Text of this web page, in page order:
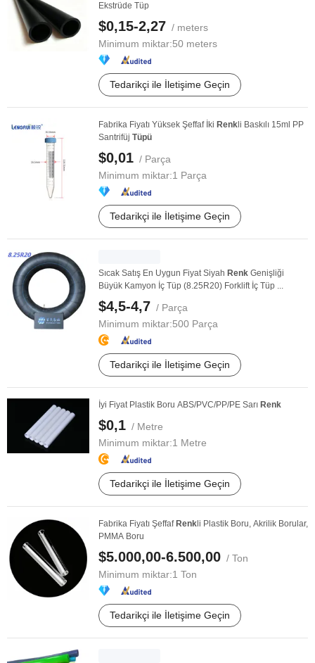
Ekstrüde Tüp
$0,15-2,27 / meters
Minimum miktar:50 meters
Tedarikçi ile İletişime Geçin
Fabrika Fiyatı Yüksek Şeffaf İki Renk li Baskılı 15ml PP
Santrifüj Tüpü
$0,01 / Parça
Minimum miktar:1 Parça
Tedarikçi ile İletişime Geçin
Sıcak Satış En Uygun Fiyat Siyah Renk Genişliği
Büyük Kamyon İç Tüp (8.25R20) Forklift İç Tüp ...
$4,5-4,7 / Parça
Minimum miktar:500 Parça
Tedarikçi ile İletişime Geçin
İyi Fiyat Plastik Boru ABS/PVC/PP/PE Sarı Renk
$0,1 / Metre
Minimum miktar:1 Metre
Tedarikçi ile İletişime Geçin
Fabrika Fiyatı Şeffaf Renk li Plastik Boru, Akrilik Borular,
PMMA Boru
$5.000,00-6.500,00 / Ton
Minimum miktar:1 Ton
Tedarikçi ile İletişime Geçin